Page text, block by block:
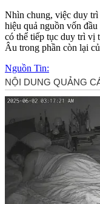
Nhìn chung, việc duy trì
hiệu quả nguồn vốn
có thể tiếp tục duy trì vị
Âu trong phần còn lại
Nguồn Tin: